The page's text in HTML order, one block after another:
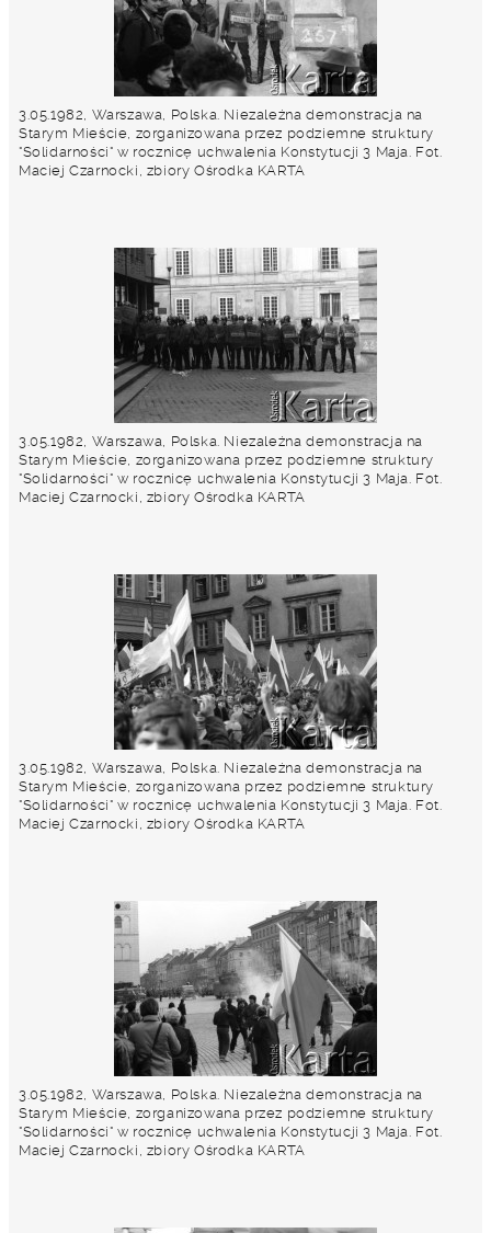
3.05.1982, Warszawa, Polska. Niezależna demonstracja na
Starym Mieście, zorganizowana przez podziemne struktury
"Solidarności" w rocznicę uchwalenia Konstytucji 3 Maja. Fot.
Maciej Czarnocki, zbiory Ośrodka KARTA
3.05.1982, Warszawa, Polska. Niezależna demonstracja na
Starym Mieście, zorganizowana przez podziemne struktury
"Solidarności" w rocznicę uchwalenia Konstytucji 3 Maja. Fot.
Maciej Czarnocki, zbiory Ośrodka KARTA
3.05.1982, Warszawa, Polska. Niezależna demonstracja na
Starym Mieście, zorganizowana przez podziemne struktury
"Solidarności" w rocznicę uchwalenia Konstytucji 3 Maja. Fot.
Maciej Czarnocki, zbiory Ośrodka KARTA
3.05.1982, Warszawa, Polska. Niezależna demonstracja na
Starym Mieście, zorganizowana przez podziemne struktury
"Solidarności" w rocznicę uchwalenia Konstytucji 3 Maja. Fot.
Maciej Czarnocki, zbiory Ośrodka KARTA